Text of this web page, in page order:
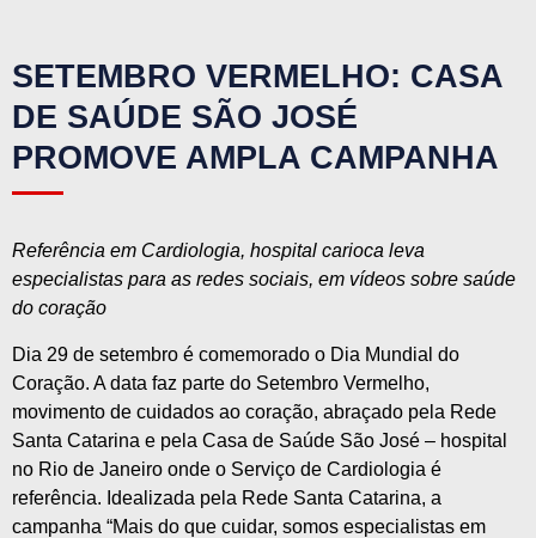
SETEMBRO VERMELHO: CASA
DE SAÚDE SÃO JOSÉ
PROMOVE AMPLA CAMPANHA
Referência em Cardiologia, hospital carioca leva
especialistas para as redes sociais, em vídeos sobre saúde
do coração
Dia 29 de setembro é comemorado o Dia Mundial do
Coração. A data faz parte do Setembro Vermelho,
movimento de cuidados ao coração, abraçado pela Rede
Santa Catarina e pela Casa de Saúde São José – hospital
no Rio de Janeiro onde o Serviço de Cardiologia é
referência. Idealizada pela Rede Santa Catarina, a
campanha “Mais do que cuidar, somos especialistas em